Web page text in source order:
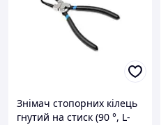
Знімач стопорних кілець
гнутий на стиск (90 °, L-